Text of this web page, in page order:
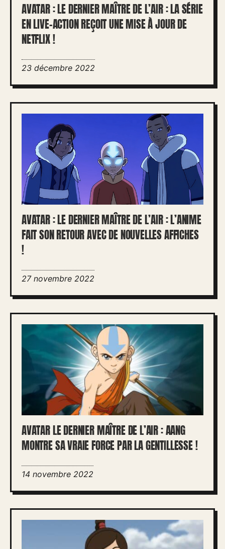
AVATAR : LE DERNIER MAÎTRE DE L’AIR : LA SÉRIE
EN LIVE-ACTION REÇOIT UNE MISE À JOUR DE
NETFLIX !
23 décembre 2022
AVATAR : LE DERNIER MAÎTRE DE L’AIR : L’ANIME
FAIT SON RETOUR AVEC DE NOUVELLES AFFICHES
!
27 novembre 2022
AVATAR LE DERNIER MAÎTRE DE L’AIR : AANG
MONTRE SA VRAIE FORCE PAR LA GENTILLESSE !
14 novembre 2022